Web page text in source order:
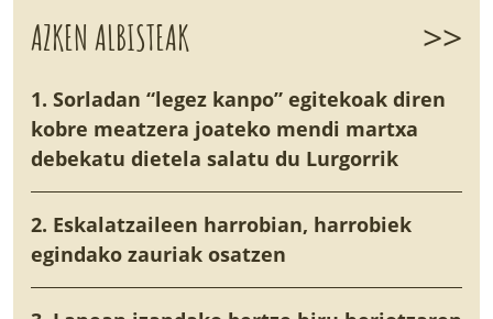
AZKEN ALBISTEAK >>
1. Sorladan “legez kanpo” egitekoak diren
kobre meatzera joateko mendi martxa
debekatu dietela salatu du Lurgorrik
2. Eskalatzaileen harrobian, harrobiek
egindako zauriak osatzen